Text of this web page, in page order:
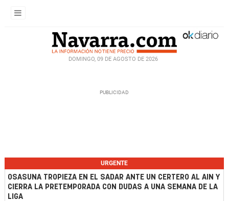
DOMINGO, 09 DE AGOSTO DE 2026
URGENTE
OSASUNA TROPIEZA EN EL SADAR ANTE UN CERTERO AL AIN Y
CIERRA LA PRETEMPORADA CON DUDAS A UNA SEMANA DE LA
LIGA